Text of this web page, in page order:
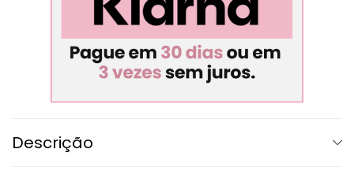
Descrição